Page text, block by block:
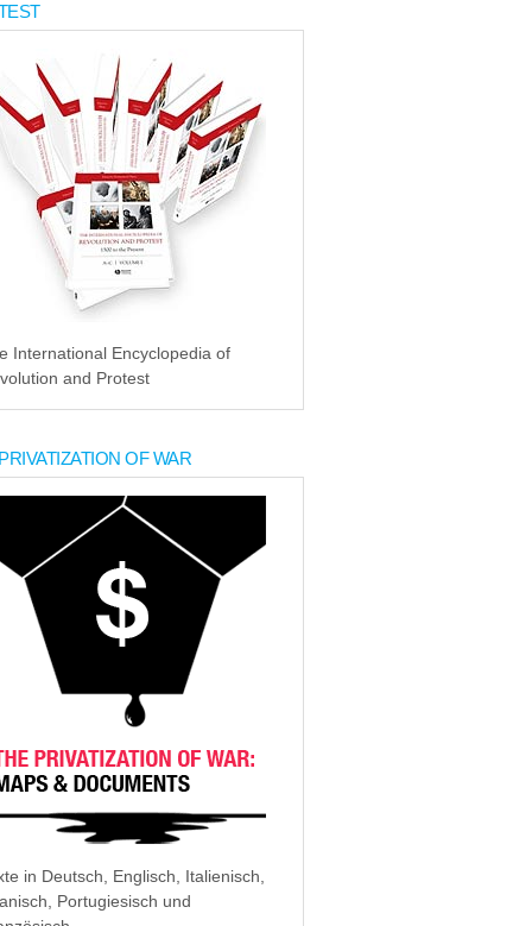
International Encyclopedia of
and Protest
OF WAR
in Deutsch, Englisch, Italienisch,
Portugiesisch und